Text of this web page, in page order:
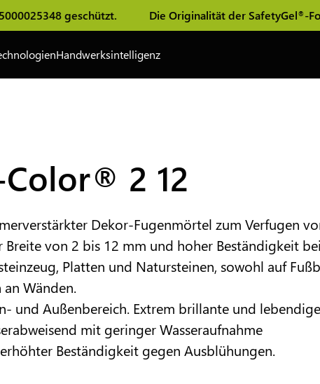
geschützt. Die Originalität der SafetyGel®-Formel, der
Handwerksintelligenz
2 12
Dekor-Fugenmörtel zum Verfugen
Breite von 2 bis 12 mm und hoher Beständigkeit
Platten und Natursteinen, sowohl auf
an Wänden.
und Außenbereich. Extrem brillante und
mit geringer Wasseraufnahme
Beständigkeit gegen Ausblühungen.